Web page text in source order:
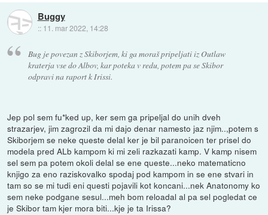
Buggy
:: 11. mar 2022, 14:28
Bug je povezan z Skiborjem, ki ga moraš pripeljati iz Outlaw
kraterja vse do Albov, kar poteka v redu, potem pa se Skibor
odpravi na raport k Irissi.
Jep pol sem fu*ked up, ker sem ga pripeljal do unih dveh
strazarjev, jim zagrozil da mi dajo denar namesto jaz njim..,potem s
Skiborjem se neke queste delal ker je bil paranoicen ter prisel do
modela pred ALb kampom ki mi zeli razkazati kamp. V kamp nisem
sel sem pa potem okoli delal se ene queste...neko matematicno
knjigo za eno raziskovalko spodaj pod kampom in se ene stvari in
tam so se mi tudi eni questi pojavili kot koncani...nek Anatonomy ko
sem neke podgane sesul...meh bom reloadal al pa sel pogledat ce
je Skibor tam kjer mora biti...kje je ta Irissa?